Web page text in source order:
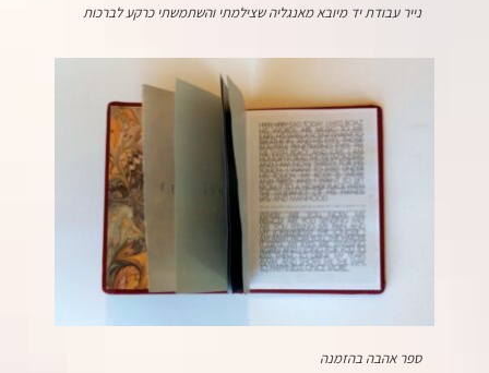
נייר עבודת יד מיובא מאנגליה שצילמתי והשתמשתי כרקע לברכות
ספר אהבה בהזמנה